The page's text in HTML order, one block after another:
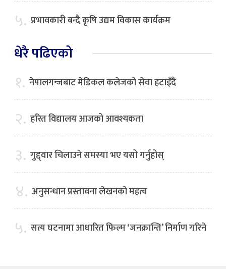
५. प्रभावकारी बन्दै कृषि उद्यम विकास कार्यक्रम
धेरै पढिएको
१. नेपालगन्जबाट मेडिकल कलेजको सेवा हटाइँदै
२. हरित विद्यालय आजको आवश्यकता
३. गुद्द्वार चिलाउने समस्या भए यसो गर्नुहोस्
४. अनुसन्धान प्रस्तावना लेखनको महत्व
५. सत्य घटनामा आधारित फिल्म ‘जनक्रान्ति’ निर्माण गरिने